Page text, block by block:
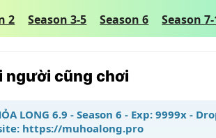
2 Season 3-5 Season 6 Season
người cũng chơi
LONG 6.9 - Season 6 - Exp: 9999x -
https://muhoalong.pro